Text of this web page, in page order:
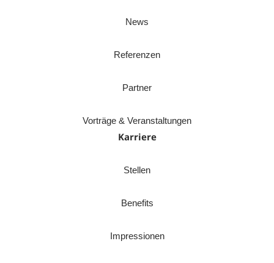
News
Referenzen
Partner
Vorträge & Veranstaltungen
Karriere
Stellen
Benefits
Impressionen